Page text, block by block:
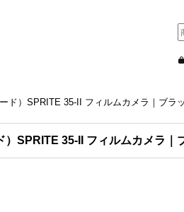
ド）SPRITE 35-II フィルムカメラ｜ブラ
）SPRITE 35-II フィルムカメラ